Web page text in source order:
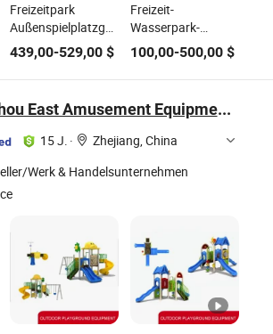
Freizeitpark
Außenspielplatzgeräte
Kinderrutsche (TY-
70042)
439,00-529,00$
Freizeit-
Wasserpark-
Ausrüstung Außen-
Wasserrutsche für
Schwimmbad
100,00-500,00$
Wenzhou East Amusement Equipment Co., Ltd
15 J. ·
Zhejiang, China
Werk & Handelsunternehmen